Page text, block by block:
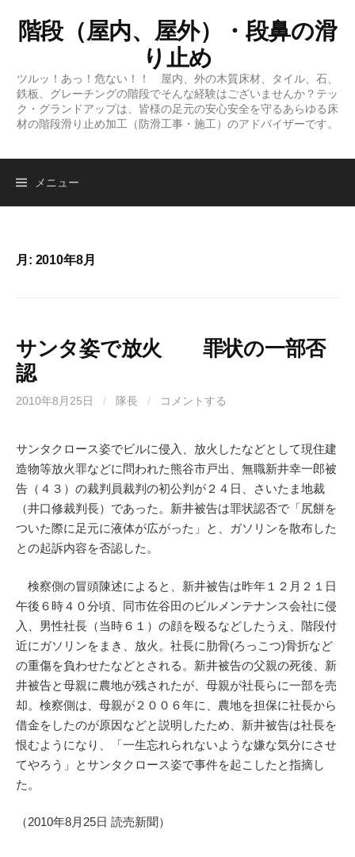
階段（屋内、屋外）・段鼻の滑
り止め
ツルッ！あっ！危ない！！ 屋内、外の木質床材、タイル、石、
鉄板、グレーチングの階段でそんな経験はございませんか？テッ
ク・グランドアップは、皆様の足元の安心安全を守るあらゆる床
材の階段滑り止め加工（防滑工事・施工）のアドバイザーです。
メニュー
月: 2010年8月
サンタ姿で放火 罪状の一部否
認
2010年8月25日 / 隊長 / コメントする
サンタクロース姿でビルに侵入、放火したなどとして現住建
造物等放火罪などに問われた熊谷市戸出、無職新井幸一郎被
告（４３）の裁判員裁判の初公判が２４日、さいたま地裁
（井口修裁判長）であった。新井被告は罪状認否で「尻餅を
ついた際に足元に液体が広がった」と、ガソリンを散布した
との起訴内容を否認した。
検察側の冒頭陳述によると、新井被告は昨年１２月２１日
午後６時４０分頃、同市佐谷田のビルメンテナンス会社に侵
入、男性社長（当時６１）の顔を殴るなどしたうえ、階段付
近にガソリンをまき、放火。社長に肋骨(ろっこつ)骨折など
の重傷を負わせたなどとされる。新井被告の父親の死後、新
井被告と母親に農地が残されたが、母親が社長らに一部を売
却。検察側は、母親が２００６年に、農地を担保に社長から
借金をしたのが原因などと説明したため、新井被告は社長を
恨むようになり、「一生忘れられないような嫌な気分にさせ
てやろう」とサンタクロース姿で事件を起こしたと指摘し
た。
（2010年8月25日 読売新聞）